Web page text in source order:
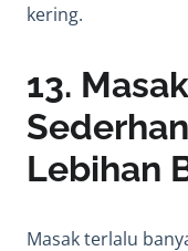
kering.
13.
Lebihan
Masak terlalu